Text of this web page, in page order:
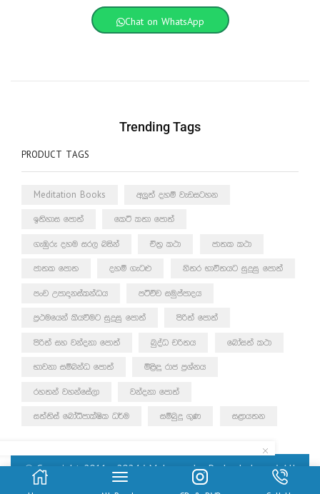
Chat on WhatsApp
Trending Tags
PRODUCT TAGS
Meditation Books අලුත් දහම් වැඩසටහන
ඉතිහාස පොත් කෙටි කතා පොත්
ගැඹුරු දහම සරල බසින් චිත්‍ර කථා ජාතක කථා
ජාතක පොත දහම් ගැටළු නිතර භාවිතයට සුදුසු පොත්
පංච උපාදානස්කන්ධය පටිච්ච සමුප්පාදය
ප්‍රථමයෙන් කියවීමට සුදුසු පොත් පිරිත් පොත්
පිරිත් සහ වන්දනා පොත් බුද්ධ චරිතය බෝසත් කථා
භාවනා සම්බන්ධ පොත් මිළිඳු රාජ ප්‍රශ්නය
රහතන් වහන්සේලා වන්දනා පොත්
සත්තිස් බෝධිපාක්ෂික ධර්ම සම්බුදු ගුණ සළායතන
© Copyright 2011 – 2024 | Mahamegha Prakashakayo | All
Rights Reserved